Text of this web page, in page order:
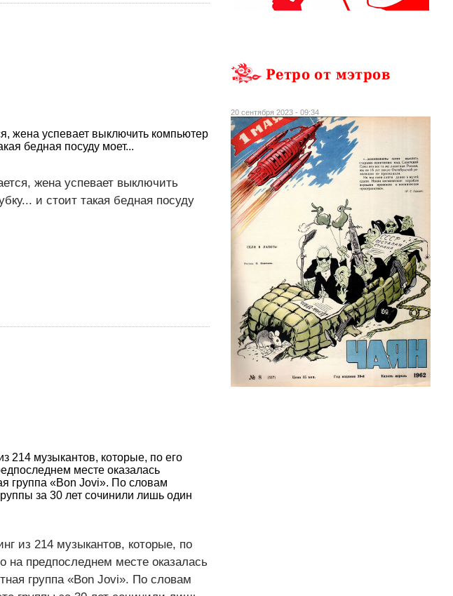
жена успевает выключить компьютер
бедная посуду моет...
жена успевает выключить
и стоит такая бедная посуду
214 музыкантов, которые, по его
месте оказалась
группа «Bon Jovi». По словам
за 30 лет сочинили лишь один
из 214 музыкантов, которые, по
предпоследнем месте оказалась
группа «Bon Jovi». По словам
Ретро от мэтров
20 сентября 2023 - 09:34